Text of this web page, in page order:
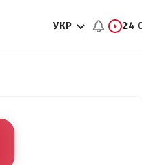
УКР 24